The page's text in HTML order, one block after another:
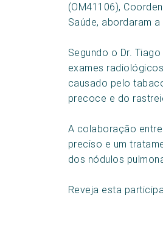
(OM41106),
Saúde, abordaram
Segundo o Dr.
exames
causado pelo
precoce e do
A colaboração
preciso e um
dos nódulos
Reveja esta